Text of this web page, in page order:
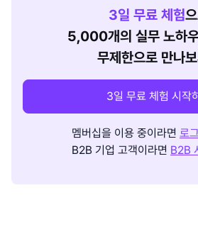
3일 무료 체험
5,000개의 실무 노하
무제한으로 만나
3일 무료 체험 시작
멤버십을 이용 중이라면 로
B2B 기업 고객이라면 B2B